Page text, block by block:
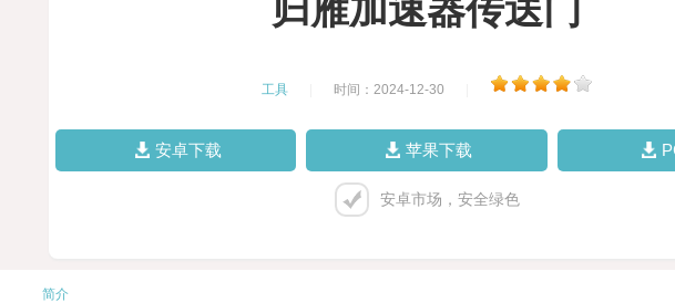
归雁加速器传送门
工具 时间：2024-12-30
安卓下载 苹果下载
安卓市场，安全绿色
简介